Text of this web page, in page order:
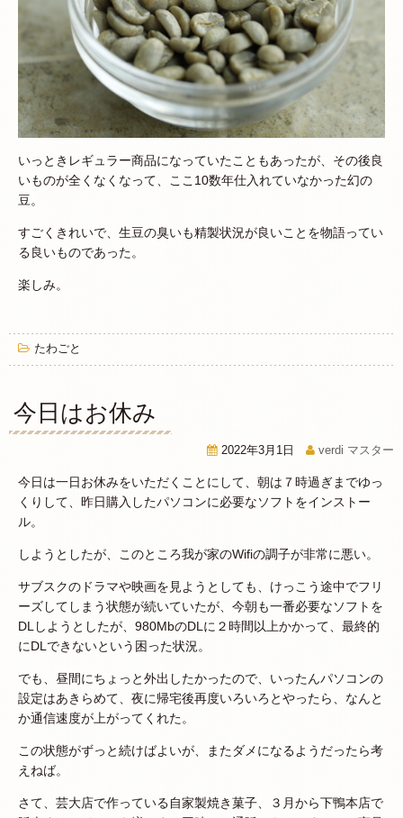
いっときレギュラー商品になっていたこともあったが、その後良
いものが全くなくなって、ここ10数年仕入れていなかった幻の
豆。
すごくきれいで、生豆の臭いも精製状況が良いことを物語ってい
る良いものであった。
楽しみ。
たわごと
今日はお休み
2022年3月1日 verdi マスター
今日は一日お休みをいただくことにして、朝は７時過ぎまでゆっ
くりして、昨日購入したパソコンに必要なソフトをインストー
ル。
しようとしたが、このところ我が家のWifiの調子が非常に悪い。
サブスクのドラマや映画を見ようとしても、けっこう途中でフリ
ーズしてしまう状態が続いていたが、今朝も一番必要なソフトを
DLしようとしたが、980MbのDLに２時間以上かかって、最終的
にDLできないという困った状況。
でも、昼間にちょっと外出したかったので、いったんパソコンの
設定はあきらめて、夜に帰宅後再度いろいろとやったら、なんと
か通信速度が上がってくれた。
この状態がずっと続けばよいが、またダメになるようだったら考
えねば。
さて、芸大店で作っている自家製焼き菓子、３月から下鴨本店で